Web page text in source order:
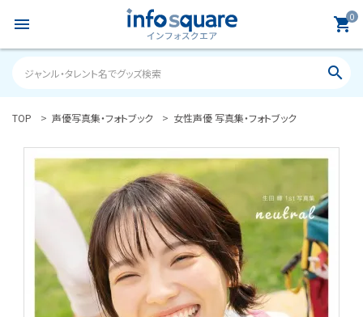
menu 0
shopping_cart
search
search
ACCOUNT MENU
ようこそ ゲスト 様
ログイン person 新規会員登録
カテゴリーから探す
TOP 声優写真集・フォトブック 女性声優 写真集・フォトブック